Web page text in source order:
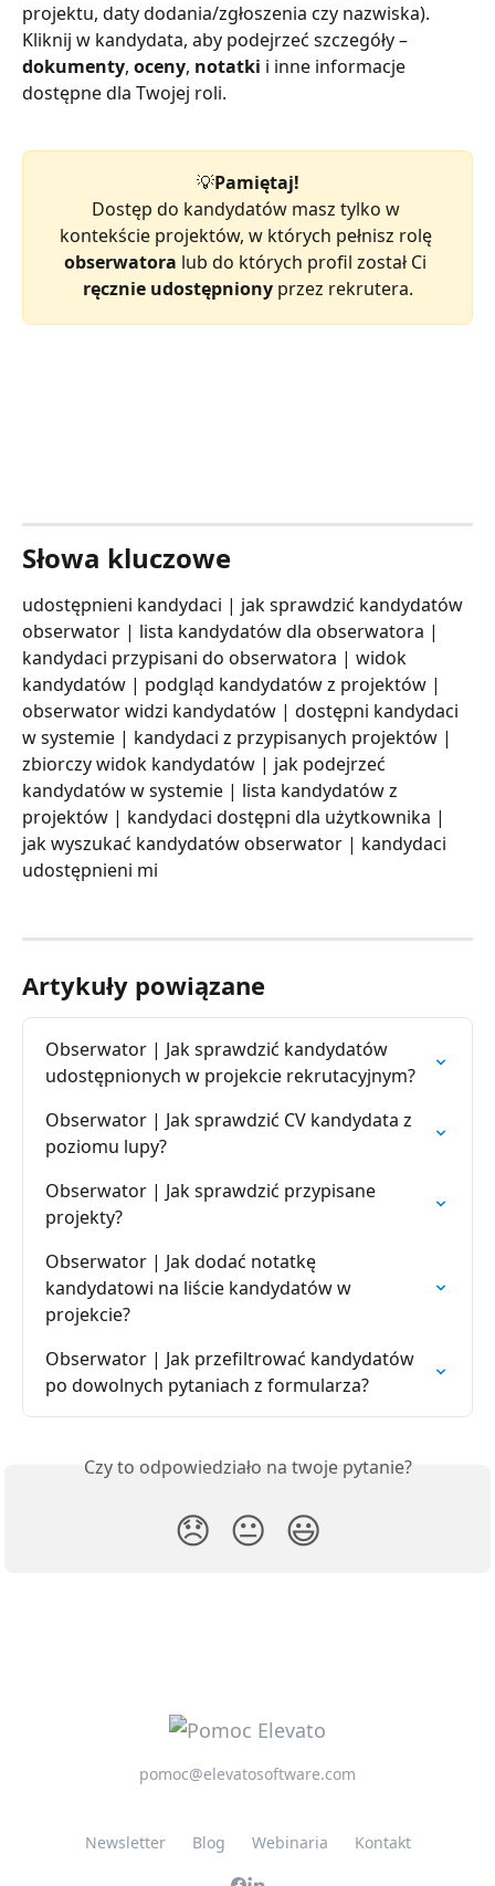
projektu, daty dodania/zgłoszenia czy nazwiska).
Kliknij w kandydata, aby podejrzeć szczegóły –
dokumenty, oceny, notatki i inne informacje
dostępne dla Twojej roli.
💡Pamiętaj!
Dostęp do kandydatów masz tylko w
kontekście projektów, w których pełnisz rolę
obserwatora lub do których profil został Ci
ręcznie udostępniony przez rekrutera.
Słowa kluczowe
udostępnieni kandydaci | jak sprawdzić kandydatów
obserwator | lista kandydatów dla obserwatora |
kandydaci przypisani do obserwatora | widok
kandydatów | podgląd kandydatów z projektów |
obserwator widzi kandydatów | dostępni kandydaci
w systemie | kandydaci z przypisanych projektów |
zbiorczy widok kandydatów | jak podejrzeć
kandydatów w systemie | lista kandydatów z
projektów | kandydaci dostępni dla użytkownika |
jak wyszukać kandydatów obserwator | kandydaci
udostępnieni mi
Artykuły powiązane
Obserwator | Jak sprawdzić kandydatów
udostępnionych w projekcie rekrutacyjnym?
Obserwator | Jak sprawdzić CV kandydata z
poziomu lupy?
Obserwator | Jak sprawdzić przypisane
projekty?
Obserwator | Jak dodać notatkę
kandydatowi na liście kandydatów w
projekcie?
Obserwator | Jak przefiltrować kandydatów
po dowolnych pytaniach z formularza?
Czy to odpowiedziało na twoje pytanie?
😞 😐 😃
pomoc@elevatosoftware.com
Newsletter Blog Webinaria Kontakt